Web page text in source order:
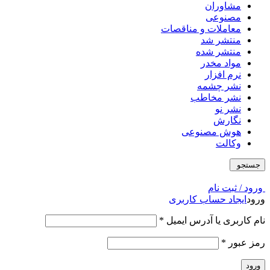
مشاوران
مصنوعی
معاملات و مناقصات
منتشر شد
منتشر شده
مواد مخدر
نرم افزار
نشر چشمه
نشر مخاطب
نشر نو
نگارش
هوش مصنوعی
وکالت
جستجو
ورود / ثبت نام
ورود ایجاد حساب کاربری
نام کاربری یا آدرس ایمیل *
رمز عبور *
ورود